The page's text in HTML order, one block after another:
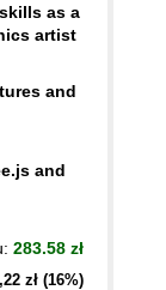
as a
artist
and
and
283.58 zł
zł (16%)